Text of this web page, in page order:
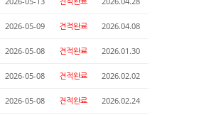
2026-05-09 견적완료 2026.04.08
2026-05-08 견적완료 2026.01.30
2026-05-08 견적완료 2026.02.02
2026-05-08 견적완료 2026.02.24